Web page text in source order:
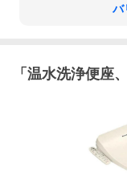
バ
「 温水洗浄便座